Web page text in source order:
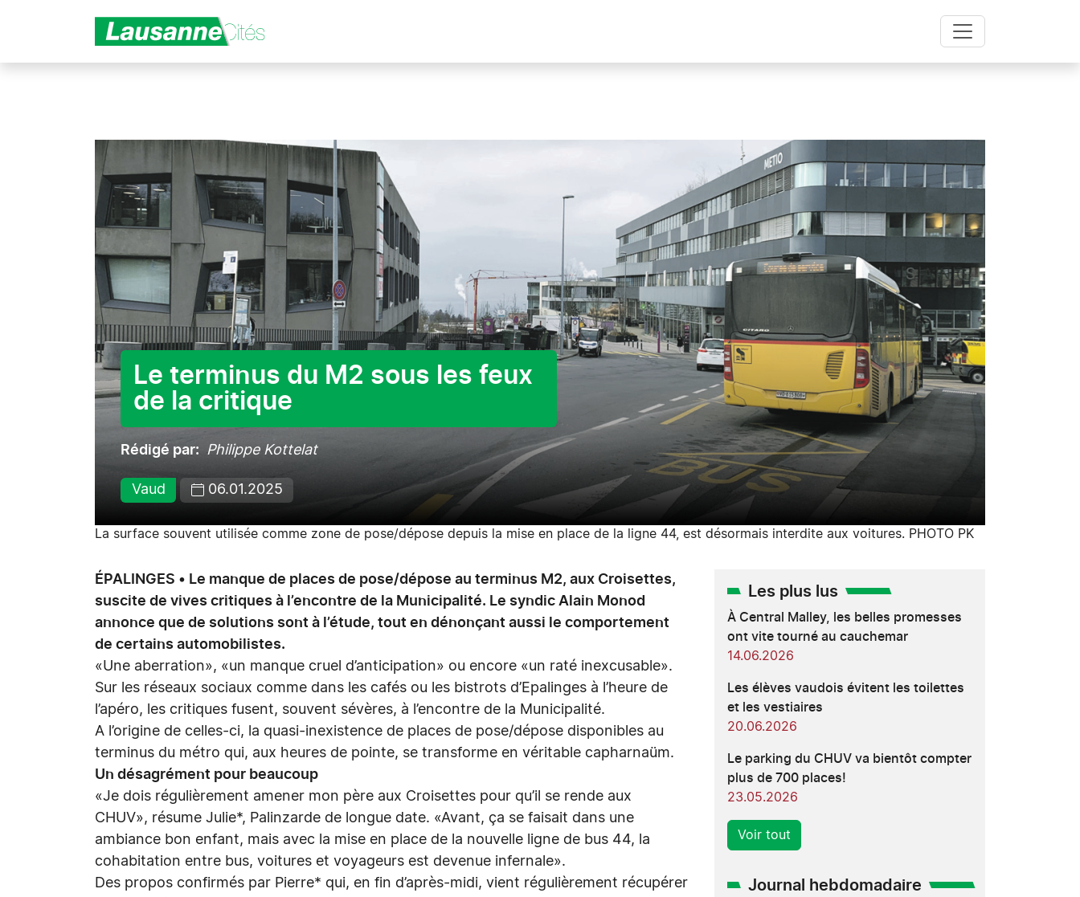
Le terminus du M2 sous les feux
de la critique
Rédigé par Philippe Kottelat
Vaud 06.01.2025
La surface souvent utilisée comme zone de pose/dépose depuis la mise en place de la ligne 44, est désormais interdite aux voitures. PHOTO PK
ÉPALINGES • Le manque de places de pose/dépose au terminus M2, aux Croisettes,
suscite de vives critiques à l’encontre de la Municipalité. Le syndic Alain Monod
annonce que de solutions sont à l’étude, tout en dénonçant aussi le comportement
de certains automobilistes.
«Une aberration», «un manque cruel d’anticipation» ou encore «un raté inexcusable».
Sur les réseaux sociaux comme dans les cafés ou les bistrots d’Epalinges à l’heure de
l’apéro, les critiques fusent, souvent sévères, à l’encontre de la Municipalité.
A l’origine de celles-ci, la quasi-inexistence de places de pose/dépose disponibles au
terminus du métro qui, aux heures de pointe, se transforme en véritable capharnaüm.
Un désagrément pour beaucoup
«Je dois régulièrement amener mon père aux Croisettes pour qu’il se rende aux
CHUV», résume Julie*, Palinzarde de longue date. «Avant, ça se faisait dans une
ambiance bon enfant, mais avec la mise en place de la nouvelle ligne de bus 44, la
cohabitation entre bus, voitures et voyageurs est devenue infernale».
Des propos confirmés par Pierre* qui, en fin d’après-midi, vient régulièrement récupérer
Les plus lus
À Central Malley, les belles promesses
ont vite tourné au cauchemar
14.06.2026
Les élèves vaudois évitent les toilettes
et les vestiaires
20.06.2026
Le parking du CHUV va bientôt compter
plus de 700 places!
23.05.2026
Voir tout
Journal hebdomadaire